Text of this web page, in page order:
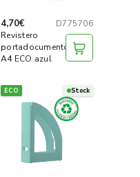
4,70€
D775706
Revistero
portadocumentos
A4 ECO azul
ECO Stock